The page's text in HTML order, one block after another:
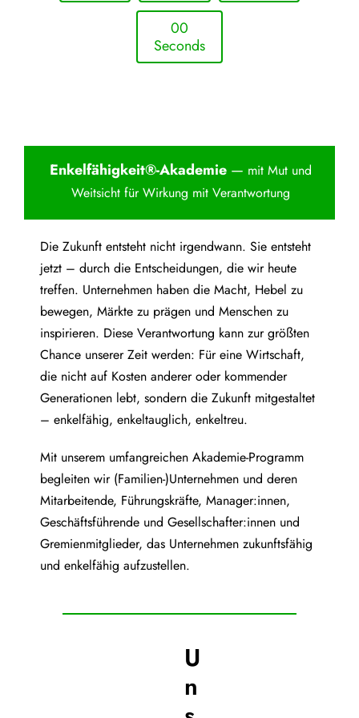
00
Seconds
Enkelfähigkeit®-Akademie— mit Mut und
Weitsicht für Wirkung mit Verantwortung
Die Zukunft entsteht nicht irgendwann. Sie entsteht
jetzt – durch die Entscheidungen, die wir heute
treffen. Unternehmen haben die Macht, Hebel zu
bewegen, Märkte zu prägen und Menschen zu
inspirieren. Diese Verantwortung kann zur größten
Chance unserer Zeit werden: Für eine Wirtschaft,
die nicht auf Kosten anderer oder kommender
Generationen lebt, sondern die Zukunft mitgestaltet
– enkelfähig, enkeltauglich, enkeltreu.
Mit unserem umfangreichen Akademie-Programm
begleiten wir (Familien-)Unternehmen und deren
Mitarbeitende, Führungskräfte, Manager:innen,
Geschäftsführende und Gesellschafter:innen und
Gremienmitglieder, das Unternehmen zukunftsfähig
und enkelfähig aufzustellen.
U
n